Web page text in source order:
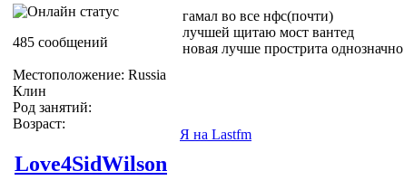
485 сообщений
Местоположение: Russia
Клин
Род занятий:
Возраст:
гамал во все нфс(почти)
лучшей щитаю мост вантед
новая лучше прострита однозначно
Я на Lastfm
Love4SidWilson